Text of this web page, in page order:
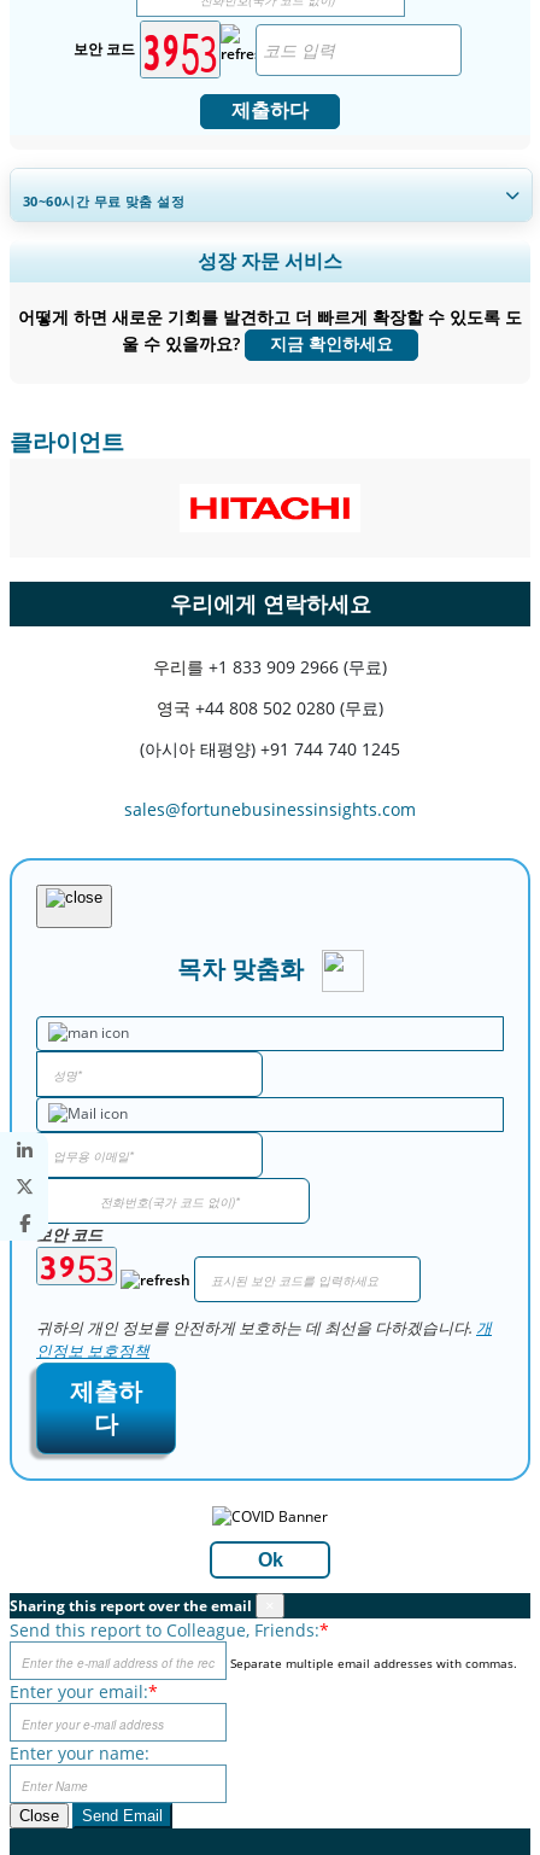
보안 코드
제출하다
30~60시간무료 맞춤 설정
지역 및 국가 범위 확장, 세그먼트 분석, 기업 프로필, 경쟁 벤치마킹, 및 최
종 사용자 인사이트.
지금 맞춤 설정
성장 자문 서비스
어떻게 하면 새로운 기회를 발견하고 더 빠르게 확장할 수 있도록 도
울 수 있을까요?
지금 확인하세요
클라이언트
우리에게 연락하세요
우리를 +1 833 909 2966 (무료)
영국 +44 808 502 0280 (무료)
(아시아 태평양) +91 744 740 1245
sales@fortunebusinessinsights.com
목차 맞춤화
보안 코드
귀하의 개인 정보를 안전하게 보호하는 데 최선을 다하겠습니다. 개
인정보 보호정책
제출하
다
Ok
Sharing this report over the email
Send this report to Colleague, Friends:*
Separate multiple email addresses with commas.
Enter your email:*
Enter your name:
Close Send Email